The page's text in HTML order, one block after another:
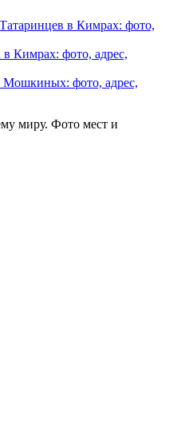
в Кимрах: фото,
Кимрах: фото, адрес,
Мошкиных: фото, адрес,
миру. Фото мест и